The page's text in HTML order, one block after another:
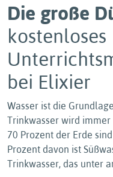
Die große
kostenloses
bei Elixier
Wasser ist die
Trinkwasser wird
70 Prozent der Erde
Prozent davon ist
Trinkwasser, das unter